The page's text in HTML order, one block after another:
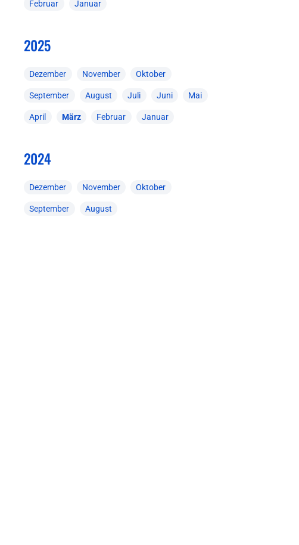
Februar Januar
2025
Dezember November Oktober
September August Juli Juni Mai
April März Februar Januar
2024
Dezember November Oktober
September August